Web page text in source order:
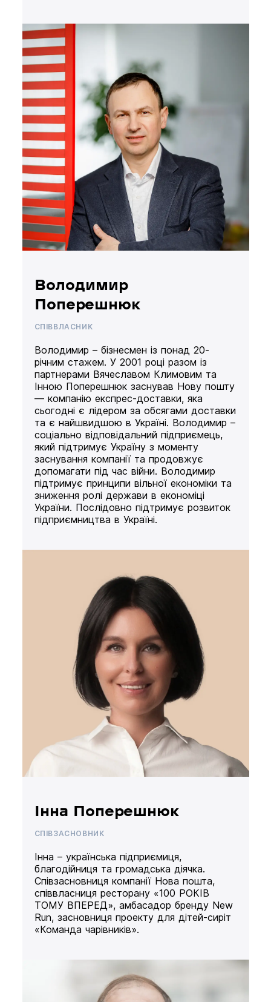
Володимир
Поперешнюк
СПІВВЛАСНИК
Володимир – бізнесмен із понад 20-
річним стажем. У 2001 році разом із
партнерами Вячеславом Климовим та
Інною Поперешнюк заснував Нову пошту
— компанію експрес-доставки, яка
сьогодні є лідером за обсягами доставки
та є найшвидшою в Україні. Володимир –
соціально відповідальний підприємець,
який підтримує Україну з моменту
заснування компанії та продовжує
допомагати під час війни. Володимир
підтримує принципи вільної економіки та
зниження ролі держави в економіці
України. Послідовно підтримує розвиток
підприємництва в Україні.
Інна Поперешнюк
СПІВЗАСНОВНИК
Інна – українська підприємиця,
благодійниця та громадська діячка.
Співзасновниця компанії Нова пошта,
співвласниця ресторану «100 РОКІВ
ТОМУ ВПЕРЕД», амбасадор бренду New
Run, засновниця проекту для дітей-сиріт
«Команда чарівників».